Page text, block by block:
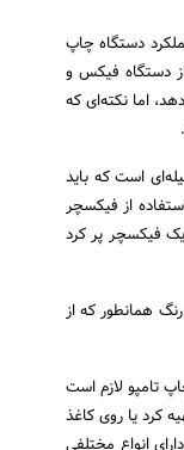
دستگاه چاپ
دستگاه فیکس و
اما نکته‌ای که
است که باید
از فیکسچر
یک فیکسچر پر کرد
همانطور که از
تامپو لازم است
کرد یا روی کاغذ